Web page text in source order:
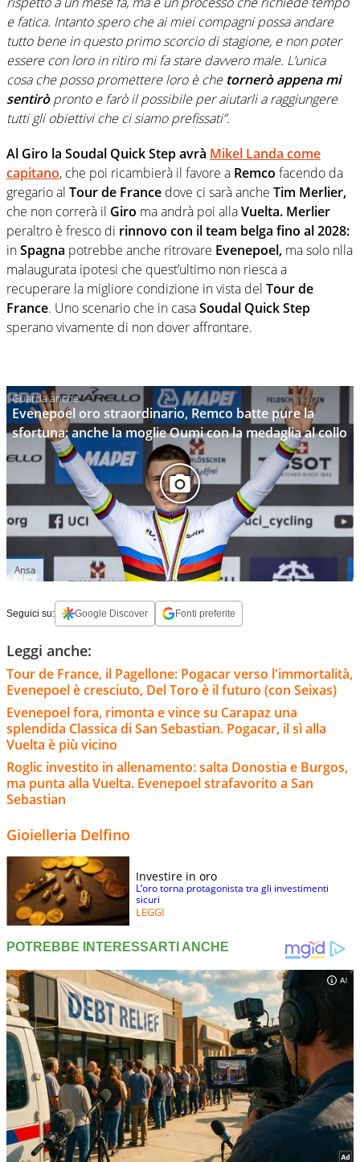
e fatica. Intanto spero che ai miei compagni possa andare
tutto bene in questo primo scorcio di stagione, e non poter
essere con loro in ritiro mi fa stare davvero male. L’unica
cosa che posso promettere loro è che tornerò appena mi
sentiròpronto e farò il possibile per aiutarli a raggiungere
tutti gli obiettivi che ci siamo prefissati”.
Al Giro la Soudal Quick Step avrà Mikel Landa come
capitano, che poi ricambierà il favore a Remco facendo da
gregario al Tour de France dove ci sarà anche Tim Merlier,
che non correrà il Giro ma andrà poi allaVuelta. Merlier
peraltro è fresco di rinnovo con il team belga fino al 2028:
inSpagna potrebbe anche ritrovare Evenepoel, ma solo nlla
malaugurata ipotesi che quest’ultimo non riesca a
recuperare la migliore condizione in vista del Tour de
France. Uno scenario che in casaSoudal Quick Step
sperano vivamente di non dover affrontare.
Evenepoel oro straordinario, Remco batte pure la
sfortuna: anche la moglie Oumi con la medaglia al collo
Ansa
Seguici su: Google Discover Fonti preferite
Leggi anche:
Tour de France, il Pagellone: Pogacar verso l'immortalità,
Evenepoel è cresciuto, Del Toro è il futuro (con Seixas)
Evenepoel fora, rimonta e vince su Carapaz una
splendida Classica di San Sebastian. Pogacar, il sì alla
Vuelta è più vicino
Roglic investito in allenamento: salta Donostia e Burgos,
ma punta alla Vuelta. Evenepoel strafavorito a San
Sebastian
Gioielleria Delfino
Investire in oro
L’oro torna protagonista tra gli investimenti
sicuri
LEGGI